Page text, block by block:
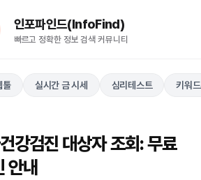
인포파인드(InfoFind)​​​​
빠르고 정확한 정보 검색 커뮤니티
툴 실시간 금 시세 심리테스트 키워
강검진 대상자 조회: 무료
안내